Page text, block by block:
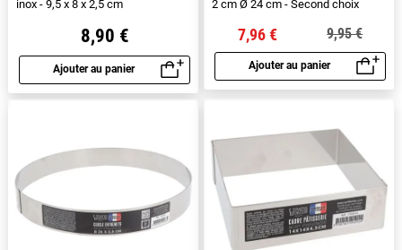
inox - 9,5 x 8 x 2,5 cm
8,90 €
Ajouter au panier
Aperçu rapide
2 cm Ø 24 cm - Second choix
7,96 € 9,95 €
Ajouter au panier
Aperçu rapide